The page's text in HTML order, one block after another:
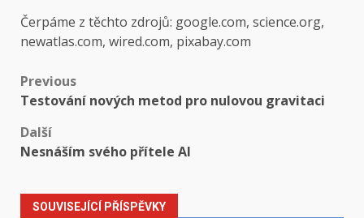
Čerpáme z těchto zdrojů: google.com, science.org,
newatlas.com, wired.com, pixabay.com
Post
navigation
Previous
Testování nových metod pro nulovou gravitaci
Další
Nesnáším svého přítele AI
SOUVISEJÍCÍ PŘÍSPĚVKY